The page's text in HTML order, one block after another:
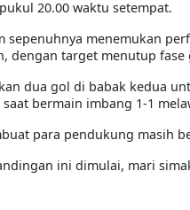
20.00 waktu setempat.
sepenuhnya menemukan
dengan target menutup
dua gol di babak kedua
bermain imbang 1-1
para pendukung masih
ini dimulai, mari